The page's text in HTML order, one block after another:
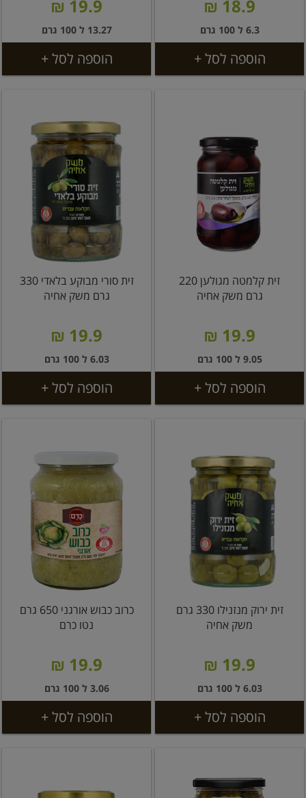
18.9 ₪
6.3 ל 100 גרם
הוספה לסל +
19.9 ₪
13.27 ל 100 גרם
הוספה לסל +
זית קלמטה מגולען 220
גרם משק אחיה
19.9 ₪
9.05 ל 100 גרם
הוספה לסל +
זית סורי מבוקע בלאדי 330
גרם משק אחיה
19.9 ₪
6.03 ל 100 גרם
הוספה לסל +
זית ירוק מנזנילו 330 גרם
משק אחיה
19.9 ₪
6.03 ל 100 גרם
הוספה לסל +
כרוב כבוש אורגני 650 גרם
נטו כרם
19.9 ₪
3.06 ל 100 גרם
הוספה לסל +